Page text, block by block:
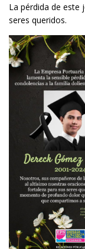
La pérdida de este
seres queridos.